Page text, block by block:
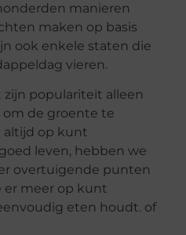
manieren
maken op basis
ook enkele staten die
vieren.
populariteit alleen
om de groente te
altijd op kunt
leven, hebben we
overtuigende punten
er meer op kunt
eten houdt. of